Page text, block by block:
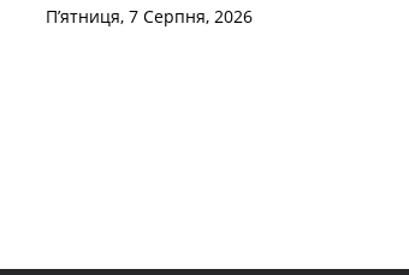
П’ятниця, 7 Серпня, 2026